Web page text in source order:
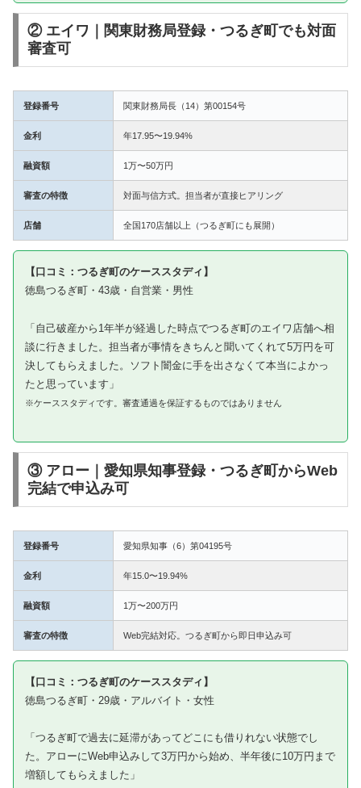
② エイワ｜関東財務局登録・つるぎ町でも対面
審査可
登録番号 関東財務局長（14）第00154号
金利 年17.95〜19.94%
融資額 1万〜50万円
審査の特徴 対面与信方式。担当者が直接ヒアリング
店舗 全国170店舗以上（つるぎ町にも展開）
【口コミ：つるぎ町のケーススタディ】
徳島つるぎ町・43歳・自営業・男性
「自己破産から1年半が経過した時点でつるぎ町のエイワ店舗へ相
談に行きました。担当者が事情をきちんと聞いてくれて5万円を可
決してもらえました。ソフト闇金に手を出さなくて本当によかっ
たと思っています」
※ケーススタディです。審査通過を保証するものではありません
③ アロー｜愛知県知事登録・つるぎ町からWeb
完結で申込み可
登録番号 愛知県知事（6）第04195号
金利 年15.0〜19.94%
融資額 1万〜200万円
審査の特徴 Web完結対応。つるぎ町から即日申込み可
【口コミ：つるぎ町のケーススタディ】
徳島つるぎ町・29歳・アルバイト・女性
「つるぎ町で過去に延滞があってどこにも借りれない状態でし
た。アローにWeb申込みして3万円から始め、半年後に10万円まで
増額してもらえました」